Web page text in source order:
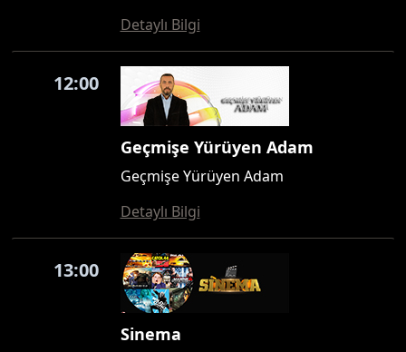
Detaylı Bilgi
12:00
Geçmişe Yürüyen Adam
Geçmişe Yürüyen Adam
Detaylı Bilgi
13:00
Sinema